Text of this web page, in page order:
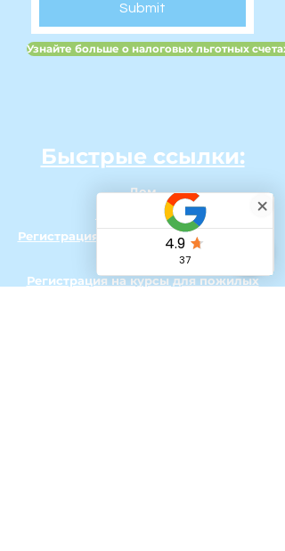
Submit
Узнайте больше о налоговых льготных
Быстрые ссылки:
Дом
Наша команда
Регистрация на детские каникулярные
Регистрация на курсы для пожилых